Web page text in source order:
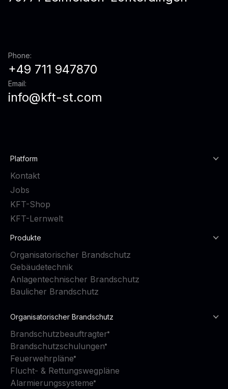
Phone:
+49 711 947870
Email:
info@kft-st.com
Platform
Kontakt
Jobs
KFT-Shop
KFT-Lernwelt
Produkte
Organisatorischer Brandschutz
Gebäudetechnik
Anlagentechnischer Brandschutz
Baulicher Brandschutz
Organisatorischer Brandschutz
Brandschutzbeauftragter
Brandschutzschulungen
Feuerwehrpläne
Flucht- & Rettungswegpläne
Alarmierungssysteme